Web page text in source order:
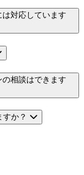
対応しています
相談はできます
か？